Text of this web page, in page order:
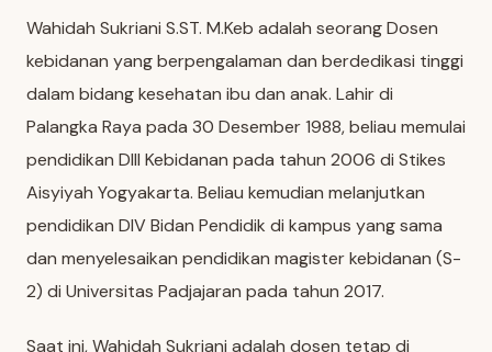
Wahidah Sukriani S.ST. M.Keb adalah seorang Dosen
kebidanan yang berpengalaman dan berdedikasi tinggi
dalam bidang kesehatan ibu dan anak. Lahir di
Palangka Raya pada 30 Desember 1988, beliau memulai
pendidikan DIII Kebidanan pada tahun 2006 di Stikes
Aisyiyah Yogyakarta. Beliau kemudian melanjutkan
pendidikan DIV Bidan Pendidik di kampus yang sama
dan menyelesaikan pendidikan magister kebidanan (S-
2) di Universitas Padjajaran pada tahun 2017.
Saat ini, Wahidah Sukriani adalah dosen tetap di